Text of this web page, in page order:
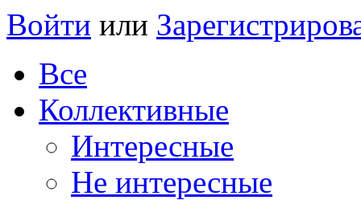
Войти или
Все
Коллективные
Интересные
Не интересные